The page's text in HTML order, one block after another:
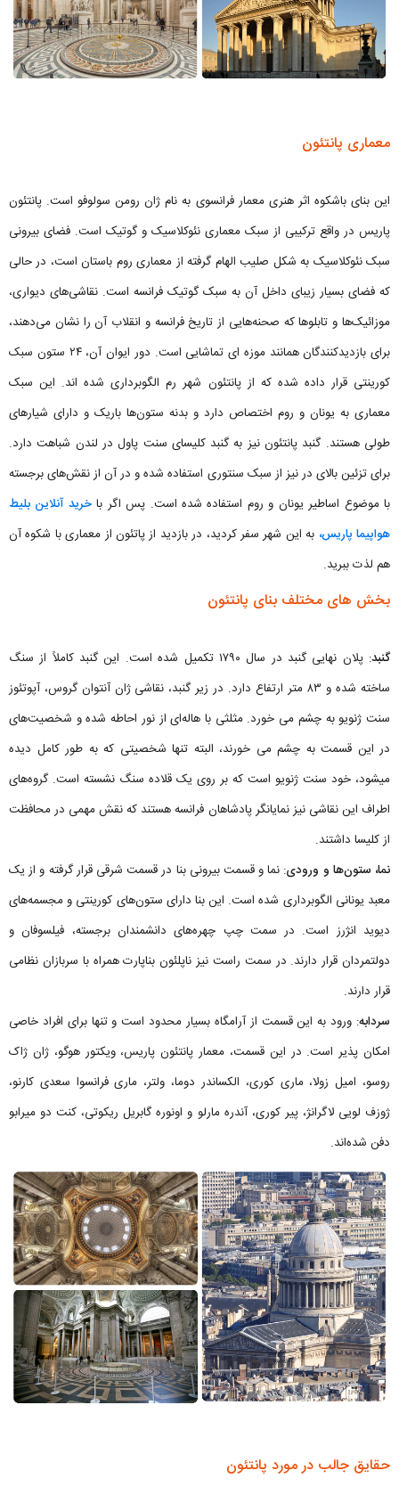
معماری پانتئون
این بنای باشکوه اثر هنری معمار فرانسوی به نام ژان رومن سولوفو است. پانتئون
پاریس در واقع ترکیبی از سبک معماری نئوکلاسیک و گوتیک است. فضای بیرونی
سبک نئوکلاسیک به شکل صلیب الهام گرفته از معماری روم باستان است، در حالی
که فضای بسیار زیبای داخل آن به سبک گوتیک فرانسه است. نقاشی‌های دیواری،
موزائیک‌ها و تابلوها که صحنه‌هایی از تاریخ فرانسه و انقلاب آن را نشان می‌دهند،
برای بازدیدکنندگان همانند موزه ای تماشایی است. دور ایوان آن، ۲۴ ستون سبک
کورینتی قرار داده شده که از پانتئون شهر رم الگوبرداری شده اند. این سبک
معماری به یونان و روم اختصاص دارد و بدنه‌ ستون‌ها باریک و دارای شیارهای
طولی هستند. گنبد پانتئون نیز به گنبد کلیسای سنت پاول در لندن شباهت دارد.
برای تزئین بالای در نیز از سبک سنتوری استفاده شده و در آن از نقش‌های برجسته
با موضوع اساطیر یونان و روم استفاده شده است. پس اگر باخرید آنلاین بلیط
هواپیما پاریس، به این شهر سفر کردید، در بازدید از پاتئون از معماری با شکوه آن
هم لذت ببرید.
بخش های مختلف بنای پانتئون
گنبد
: پلان نهایی گنبد در سال ۱۷۹۰ تکمیل شده است. این گنبد کاملاً از سنگ
ساخته شده و ۸۳ متر ارتفاع دارد. در زیر گنبد، نقاشی ژان آنتوان گروس، آپوتئوز
سنت ژنویو به چشم می خورد. مثلثی با هاله‌ای از نور احاطه شده و شخصیت‌های
در این قسمت به چشم می خورند، البته تنها شخصیتی که به طور کامل دیده
میشود، خود سنت ژنویو است که بر روی یک قلاده سنگ نشسته است. گروه‌های
اطراف این نقاشی نیز نمایانگر پادشاهان فرانسه هستند که نقش مهمی در محافظت
از کلیسا داشتند.
نما، ستون‌ها و ورودی: نما و قسمت بیرونی بنا در قسمت شرقی قرار گرفته و از یک
معبد یونانی الگوبرداری شده‌ است. این بنا دارای ستون‌های کورینتی و مجسمه‌های
دیوید انژرز است. در سمت چپ چهره‌های دانشمندان برجسته، فیلسوفان و
دولتمردان قرار دارند. در سمت راست نیز ناپلئون بناپارت همراه با سربازان نظامی
قرار دارند.
سردابه: ورود به این قسمت از آرامگاه بسیار محدود است و تنها برای افراد خاصی
امکان پذیر است. در این قسمت، معمار پانتئون پاریس، ویکتور هوگو، ژان ژاک
روسو، امیل زولا، ماری کوری، الکساندر دوما، ولتر، ماری فرانسوا سعدی کارنو،
ژوزف لویی لاگرانژ، پیر کوری، آندره مارلو و اونوره گابریل ریکوتی، کنت دو میرابو
دفن شده‌اند.
حقایق جالب در مورد پانتئون